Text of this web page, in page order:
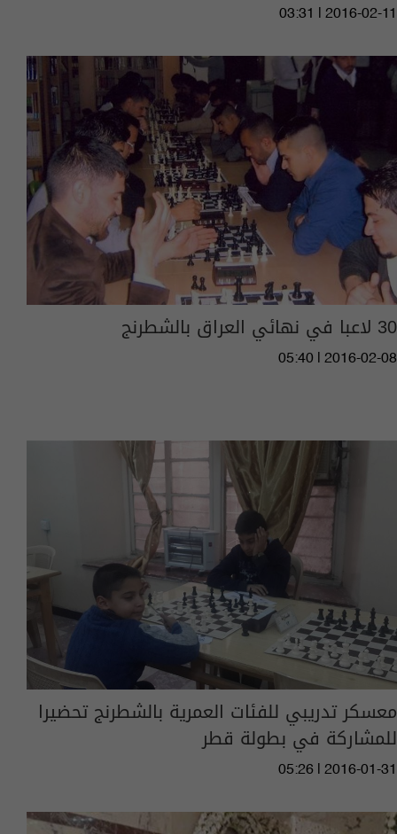
03:31 | 2016-02-11
30 لاعبا في نهائي العراق بالشطرنج
05:40 | 2016-02-08
معسكر تدريبي للفئات العمرية بالشطرنج تحضيرا
للمشاركة في بطولة قطر
05:26 | 2016-01-31